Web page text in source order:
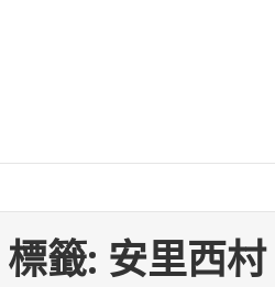
標籤: 安里西村